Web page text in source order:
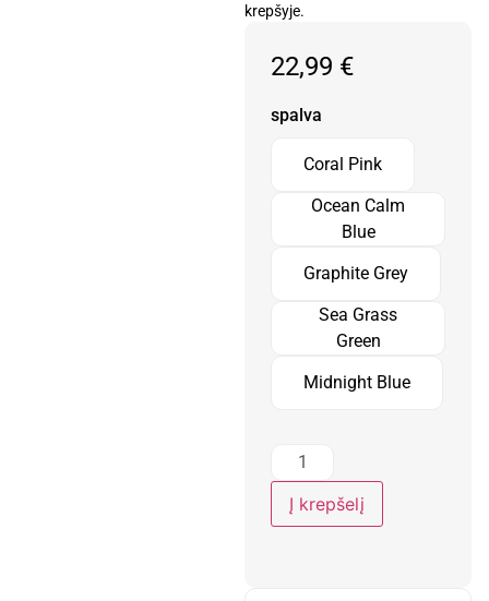
krepšyje.
22,99 €
spalva
Coral Pink
Ocean Calm
Blue
Graphite Grey
Sea Grass
Green
Midnight Blue
Į krepšelį